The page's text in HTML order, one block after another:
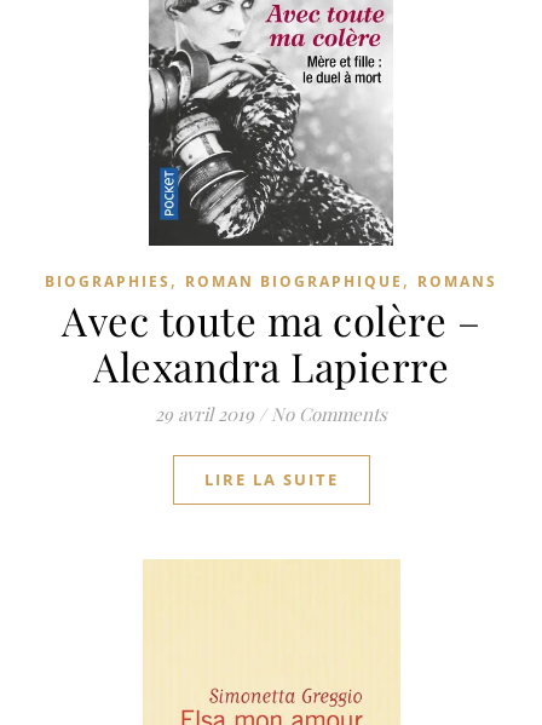
BIOGRAPHIES , ROMAN BIOGRAPHIQUE , ROMANS
Avec toute ma colère –
Alexandra Lapierre
29 avril 2019 / No Comments
LIRE LA SUITE